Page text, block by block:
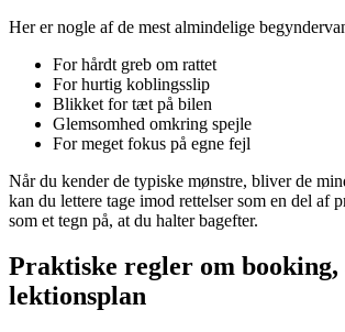
Her er nogle af de mest almindelige
For hårdt greb om rattet
For hurtig koblingsslip
Blikket for tæt på bilen
Glemsomhed omkring spejle
For meget fokus på egne fejl
Når du kender de typiske mønstre, bliver de
kan du lettere tage imod rettelser som en del af
som et tegn på, at du halter bagefter.
Praktiske regler om booking,
lektionsplan